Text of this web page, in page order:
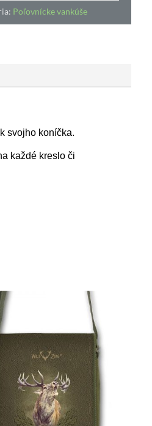
Poľovnícke vankúše
svojho koníčka.
každé kreslo či